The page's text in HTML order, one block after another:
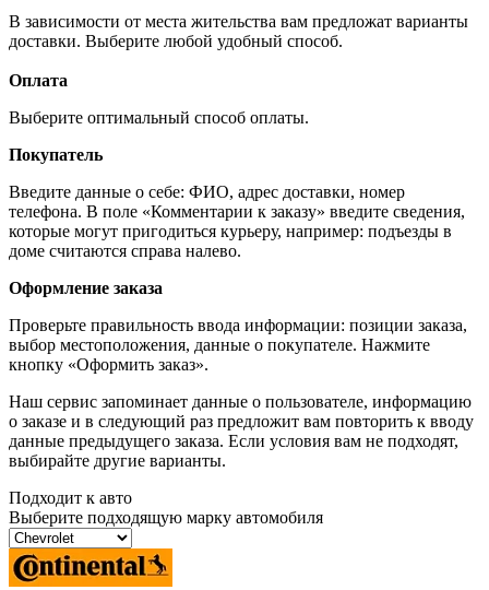
В зависимости от места жительства вам предложат варианты
доставки. Выберите любой удобный способ.
Оплата
Выберите оптимальный способ оплаты.
Покупатель
Введите данные о себе: ФИО, адрес доставки, номер
телефона. В поле «Комментарии к заказу» введите сведения,
которые могут пригодиться курьеру, например: подъезды в
доме считаются справа налево.
Оформление заказа
Проверьте правильность ввода информации: позиции заказа,
выбор местоположения, данные о покупателе. Нажмите
кнопку «Оформить заказ».
Наш сервис запоминает данные о пользователе, информацию
о заказе и в следующий раз предложит вам повторить к вводу
данные предыдущего заказа. Если условия вам не подходят,
выбирайте другие варианты.
Подходит к авто
Выберите подходящую марку автомобиля